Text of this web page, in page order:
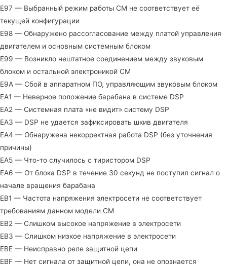
E97 — Выбранный режим работы СМ не соответствует её
текущей конфигурации
E98 — Обнаружено рассогласование между платой управления
двигателем и основным системным блоком
E99 — Возникло нештатное соединением между звуковым
блоком и остальной электроникой СМ
E9A — Сбой в аппаратном ПО, управляющим звуковым блоком
EA1 — Неверное положение барабана в системе DSP
EA2 — Системная плата «не видит» систему DSP
EA3 — DSP не удается зафиксировать шкив двигателя
EA4 — Обнаружена некорректная работа DSP (без уточнения
причины)
EA5 — Что-то случилось с тиристором DSP
EA6 — От блока DSP в течение 30 секунд не поступил сигнал о
начале вращения барабана
EB1 — Частота напряжения электросети не соответствует
требованиям данном модели СМ
EB2 — Слишком высокое напряжение в электросети
EB3 — Слишком низкое напряжение в электросети
EBE — Неисправно реле защитной цепи
EBF — Нет сигнала от защитной цепи, она не опознается